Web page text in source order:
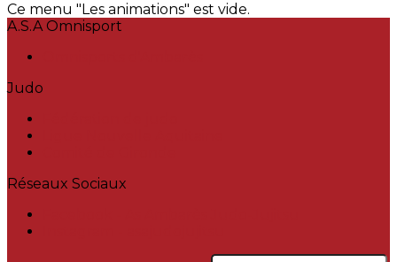
Ce menu "Les animations" est vide.
A.S.A Omnisport
Judo
Réseaux Sociaux